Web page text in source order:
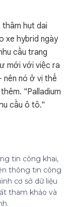
hụt dai
xe hybrid ngày
cầu trang
mới với việc ra
nó ở vị thế
"Palladium
cầu ô tô."
tin công khai,
thông tin công
cơ sở dữ liệu
tham khảo và